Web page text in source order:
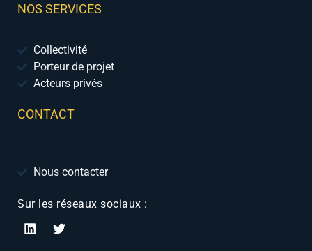
NOS SERVICES
Collectivité
Porteur de projet
Acteurs privés
CONTACT
Nous contacter
Sur les réseaux sociaux :